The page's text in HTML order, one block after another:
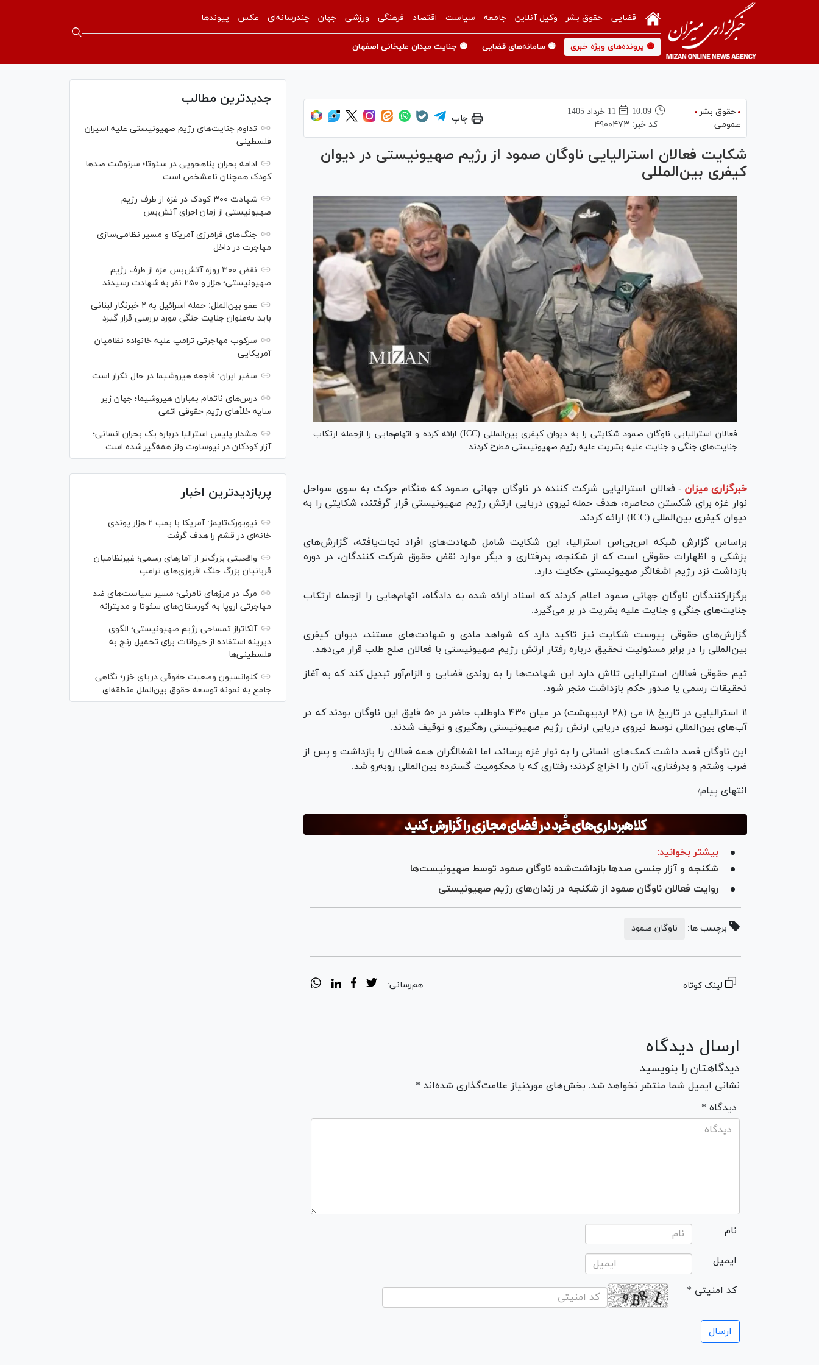
قضایی حقوق بشر وکیل آنلاین جامعه سیاست اقتصاد فرهنگی ورزشی جهان چندرسانه‌ای عکس پیوندها
🟡 پرونده‌های ویژه خبری 🟡 سامانه‌های قضایی 🟡 جنایت میدان علیخانی اصفهان
حقوق بشر
عمومی
10:09
11 خرداد 1405
کد خبر: ۴۹۰۰۴۷۳
چاپ
شکایت فعالان استرالیایی ناوگان صمود از رژیم صهیونیستی در دیوان
کیفری بین‌المللی
فعالان استرالیایی ناوگان صمود شکایتی را به دیوان کیفری بین‌المللی (ICC) ارائه کرده و اتهام‌هایی را ازجمله ارتکاب
جنایت‌های جنگی و جنایت علیه بشریت علیه رژیم صهیونیستی مطرح کردند.
خبرگزاری میزان - فعالان استرالیایی شرکت کننده در ناوگان جهانی صمود که هنگام حرکت به سوی سواحل
نوار غزه برای شکستن محاصره، هدف حمله نیروی دریایی ارتش رژیم صهیونیستی قرار گرفتند، شکایتی را به
دیوان کیفری بین‌المللی (ICC) ارائه کردند.
براساس گزارش شبکه اس‌بی‌اس استرالیا، این شکایت شامل شهادت‌های افراد نجات‌یافته، گزارش‌های
پزشکی و اظهارات حقوقی است که از شکنجه، بدرفتاری و دیگر موارد نقض حقوق شرکت کنندگان، در دوره
بازداشت نزد رژیم اشغالگر صهیونیستی حکایت دارد.
برگزارکنندگان ناوگان جهانی صمود اعلام کردند که اسناد ارائه شده به دادگاه، اتهام‌هایی را ازجمله ارتکاب
جنایت‌های جنگی و جنایت علیه بشریت در بر می‌گیرد.
گزارش‌های حقوقی پیوست شکایت نیز تاکید دارد که شواهد مادی و شهادت‌های مستند، دیوان کیفری
بین‌المللی را در برابر مسئولیت تحقیق درباره رفتار ارتش رژیم صهیونیستی با فعالان صلح طلب قرار می‌دهد.
تیم حقوقی فعالان استرالیایی تلاش دارد این شهادت‌ها را به روندی قضایی و الزام‌آور تبدیل کند که به آغاز
تحقیقات رسمی یا صدور حکم بازداشت منجر شود.
۱۱ استرالیایی در تاریخ ۱۸ می (۲۸ اردیبهشت) در میان ۴۳۰ داوطلب حاضر در ۵۰ قایق این ناوگان بودند که در
آب‌های بین‌المللی توسط نیروی دریایی ارتش رژیم صهیونیستی رهگیری و توقیف شدند.
این ناوگان قصد داشت کمک‌های انسانی را به نوار غزه برساند، اما اشغالگران همه فعالان را بازداشت و پس از
ضرب و‌شتم و بدرفتاری، آنان را اخراج کردند؛ رفتاری که با محکومیت گسترده بین‌المللی روبه‌رو شد.
انتهای پیام/
بیشتر بخوانید:
شکنجه و آزار جنسی صد‌ها بازداشت‌شده ناوگان صمود توسط صهیونیست‌ها
روایت فعالان ناوگان صمود از شکنجه در زندان‌های رژیم صهیونیستی
برچسب ها: ناوگان صمود
لینک کوتاه هم‌رسانی:
ارسال دیدگاه
دیدگاهتان را بنویسید
نشانی ایمیل شما منتشر نخواهد شد. بخش‌های موردنیاز علامت‌گذاری شده‌اند *
* دیدگاه
نام
ایمیل
* کد امنیتی
جدیدترین مطالب
تداوم جنایت‌های رژیم صهیونیستی علیه اسیران
فلسطینی
ادامه بحران پناهجویی در سئوتا؛ سرنوشت صدها
کودک همچنان نامشخص است
شهادت ۳۰۰ کودک در غزه از طرف رژیم
صهیونیستی از زمان اجرای آتش‌بس
جنگ‌های فرامرزی آمریکا و مسیر نظامی‌سازی
مهاجرت در داخل
نقض ۳۰۰ روزه آتش‌بس غزه از طرف رژیم
صهیونیستی؛ هزار و ۲۵۰ نفر به شهادت رسیدند
عفو بین‌الملل: حمله اسرائیل به ۲ خبرنگار لبنانی
باید به‌عنوان جنایت جنگی مورد بررسی قرار گیرد
سرکوب مهاجرتی ترامپ علیه خانواده نظامیان
آمریکایی
سفیر ایران: فاجعه هیروشیما در حال تکرار است
درس‌های ناتمام بمباران هیروشیما؛ جهان زیر
سایه خلأ‌های رژیم حقوقی اتمی
هشدار پلیس استرالیا درباره یک بحران انسانی؛
آزار کودکان در نیوساوت ولز همه‌گیر شده است
پربازدیدترین اخبار
نیویورک‌تایمز: آمریکا با بمب ۲ هزار پوندی
خانه‌ای در قشم را هدف گرفت
واقعیتی بزرگ‌تر از آمار‌های رسمی؛ غیرنظامیان
قربانیان بزرگ جنگ افروزی‌های ترامپ
مرگ در مرز‌های نامرئی؛ مسیر سیاست‌های ضد
مهاجرتی اروپا به گورستان‌های سئوتا و مدیترانه
آلکاتراز تمساحی رژیم صهیونیستی؛ الگوی
دیرینه استفاده از حیوانات برای تحمیل رنج به
فلسطینی‌ها
کنوانسیون وضعیت حقوقی دریای خزر؛ نگاهی
جامع به نمونه توسعه حقوق بین‌الملل منطقه‌ای